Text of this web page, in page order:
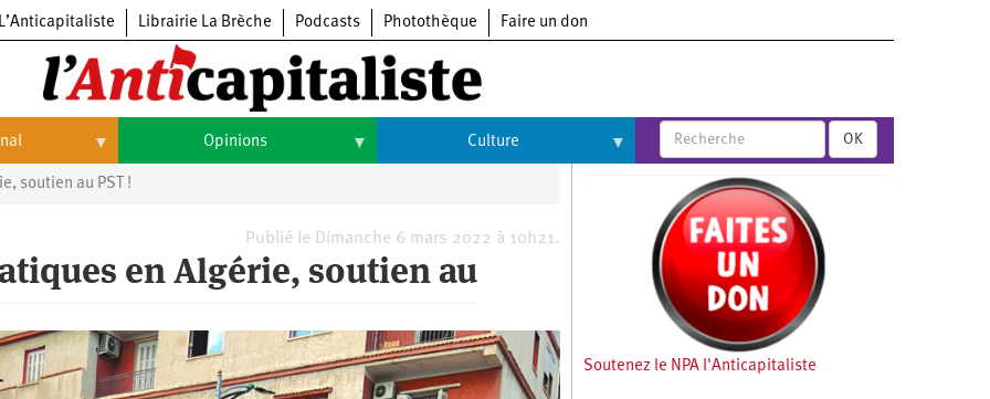
L’Anticapitaliste Librairie La Brèche Podcasts Photothèque Faire un don
Opinions Culture
Arts
Cinéma
Expositions
Livres
OK
soutien au PST !
Publié le Dimanche 6 mars 2022 à 10h21.
en Algérie, soutien au
Soutenez le NPA l'Anticapitaliste